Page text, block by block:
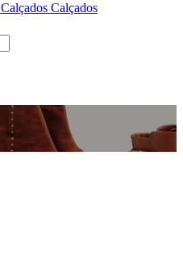
Calçados Calçados